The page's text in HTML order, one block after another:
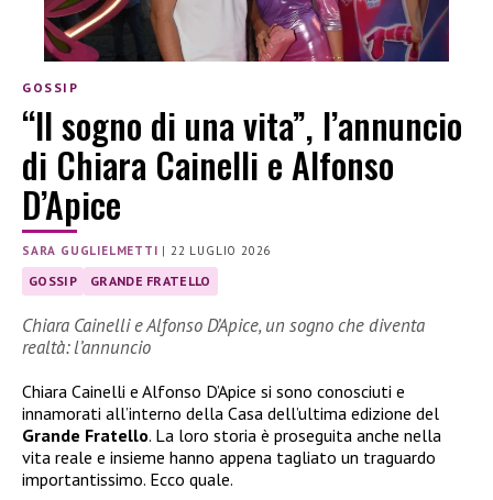
GOSSIP
“Il sogno di una vita”, l’annuncio
di Chiara Cainelli e Alfonso
D’Apice
SARA GUGLIELMETTI |22 LUGLIO 2026
GOSSIP GRANDE FRATELLO
Chiara Cainelli e Alfonso D’Apice, un sogno che diventa
realtà: l’annuncio
Chiara Cainelli e Alfonso D’Apice si sono conosciuti e
innamorati all’interno della Casa dell’ultima edizione del
Grande Fratello. La loro storia è proseguita anche nella
vita reale e insieme hanno appena tagliato un traguardo
importantissimo. Ecco quale.